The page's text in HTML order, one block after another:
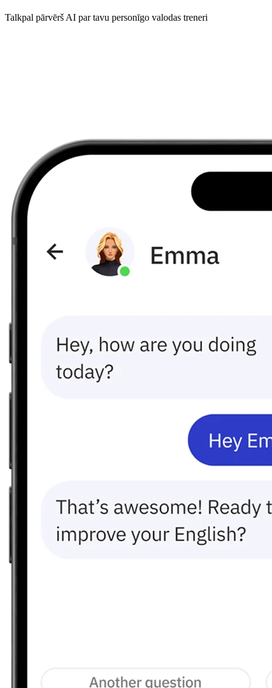
Talkpal pārvērš AI par tavu personīgo valodas treneri